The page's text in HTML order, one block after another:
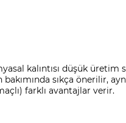
kalıntısı düşük üretim
sıkça önerilir,
farklı avantajlar verir.